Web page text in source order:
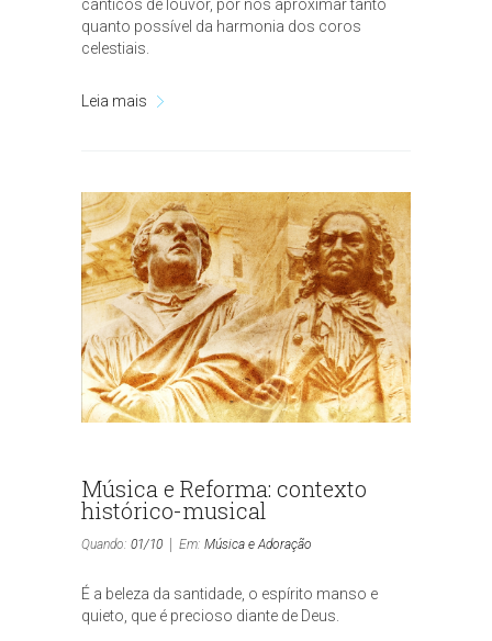
cânticos de louvor, por nos aproximar tanto
quanto possível da harmonia dos coros
celestiais.
Leia mais
Música e Reforma: contexto
histórico-musical
Quando: 01/10 Em: Música e Adoração
É a beleza da santidade, o espírito manso e
quieto, que é precioso diante de Deus.